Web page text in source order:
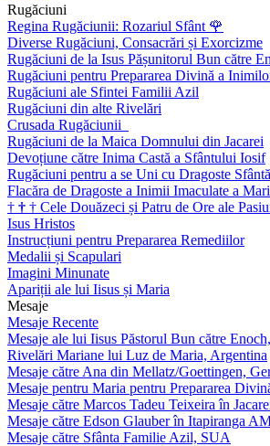
Rugăciuni
Regina Rugăciunii: Rozariul Sfânt 🌹
Diverse Rugăciuni, Consacrări și Exorcizme
Rugăciuni de la Isus Pășunitorul Bun către
Rugăciuni pentru Prepararea Divină a
Rugăciuni ale Sfintei Familii Azil
Rugăciuni din alte Rivelări
Crusada Rugăciunii
Rugăciuni de la Maica Domnului din Jacarei
Devoțiune către Inima Castă a Sfântului Iosif
Rugăciuni pentru a se Uni cu Dragoste Sfântă
Flacăra de Dragoste a Inimii Imaculate a
† † † Cele Douăzeci și Patru de Ore ale
Isus Hristos
Instrucțiuni pentru Prepararea Remediilor
Medalii și Scapulari
Imagini Minunate
Apariții ale lui Iisus și Maria
Mesaje
Mesaje Recente
Mesaje ale lui Iisus Păstorul Bun către
Rivelări Mariane lui Luz de Maria, Argentina
Mesaje către Ana din Mellatz/Goettingen,
Mesaje pentru Maria pentru Prepararea
Mesaje către Marcos Tadeu Teixeira în
Mesaje către Edson Glauber în Itapiranga
Mesaje către Sfânta Familie Azil, SUA